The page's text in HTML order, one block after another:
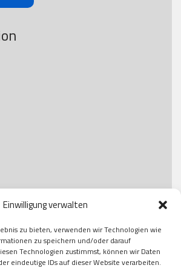
Einwilligung verwalten
zu bieten, verwenden wir Technologien wie
zu speichern und/oder darauf
Technologien zustimmst, können wir Daten
eindeutige IDs auf dieser Website verarbeiten.